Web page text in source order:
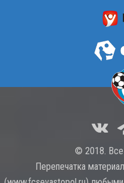
© 2018.
Перепечатка